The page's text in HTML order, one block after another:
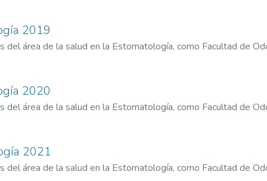
2019
del área de la salud en la Estomatología, como Facultad de
2020
del área de la salud en la Estomatología, como Facultad de
2021
del área de la salud en la Estomatología, como Facultad de